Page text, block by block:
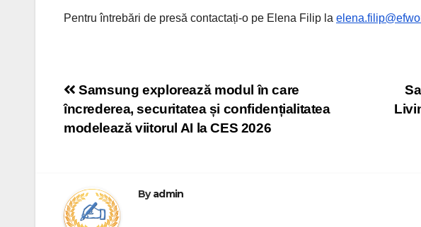
Pentru întrebări de presă contactați-o pe Elena Filip la
Post
navigation
Samsung explorează modul în care
încrederea, securitatea și confidențialitatea
modelează viitorul AI la CES 2026
Byadmin